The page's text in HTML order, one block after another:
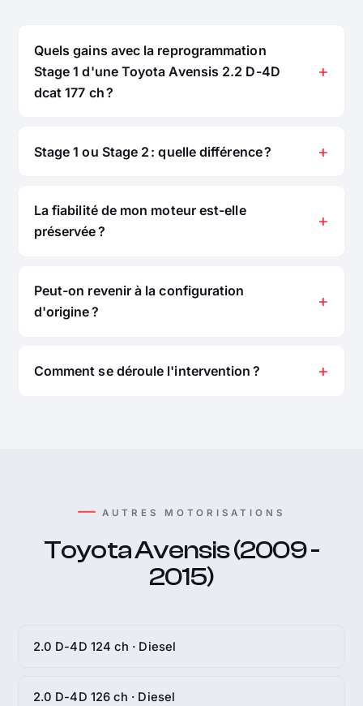
Quels gains avec la reprogrammation
Stage 1 d'une Toyota Avensis 2.2 D-4D
dcat 177 ch ?
Stage 1 ou Stage 2 : quelle différence ?
La fiabilité de mon moteur est-elle
préservée ?
Peut-on revenir à la configuration
d'origine ?
Comment se déroule l'intervention ?
AUTRES MOTORISATIONS
Toyota Avensis (2009 -
2015)
2.0 D-4D 124 ch · Diesel
2.0 D-4D 126 ch · Diesel